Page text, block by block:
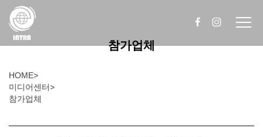
참가업체
HOME>
미디어센터>
참가업체